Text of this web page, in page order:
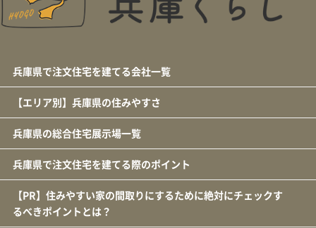
兵庫県で注文住宅を建てる会社一覧
【エリア別】兵庫県の住みやすさ
兵庫県の総合住宅展示場一覧
兵庫県で注文住宅を建てる際のポイント
【PR】住みやすい家の間取りにするために絶対にチェックす
るべきポイントとは？